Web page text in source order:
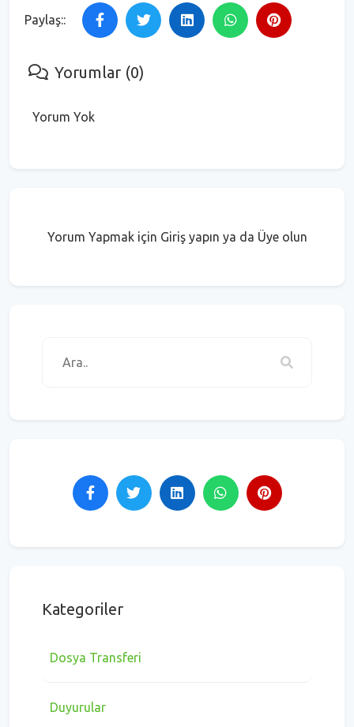
Paylaş::
Yorumlar (0)
Yorum Yok
Yorum Yapmak için Giriş yapın ya da Üye olun
Kategoriler
Dosya Transferi
Duyurular